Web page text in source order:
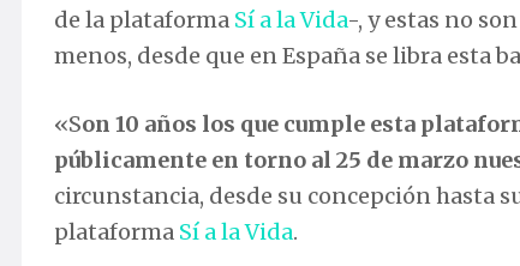
de la plataforma Sí a la Vida-, y estas no
menos, desde que en España se libra esta
«Son 10 años los que cumple esta
públicamente en torno al 25 de marzo
circunstancia, desde su concepción hasta
plataforma Sí a la Vida.